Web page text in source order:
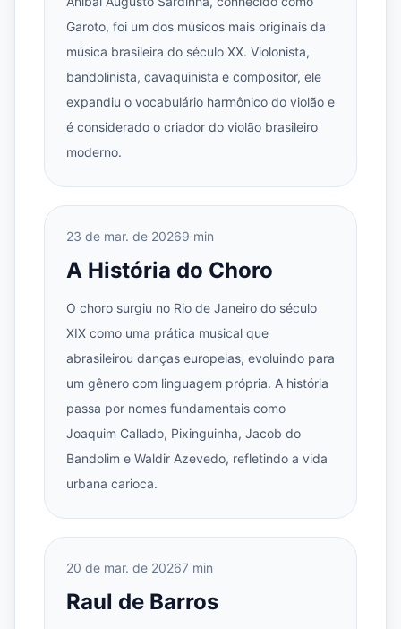
Garoto, foi um dos músicos mais originais da
música brasileira do século XX. Violonista,
bandolinista, cavaquinista e compositor, ele
expandiu o vocabulário harmônico do violão e
é considerado o criador do violão brasileiro
moderno.
23 de mar. de 20269 min
A História do Choro
O choro surgiu no Rio de Janeiro do século
XIX como uma prática musical que
abrasileirou danças europeias, evoluindo para
um gênero com linguagem própria. A história
passa por nomes fundamentais como
Joaquim Callado, Pixinguinha, Jacob do
Bandolim e Waldir Azevedo, refletindo a vida
urbana carioca.
20 de mar. de 20267 min
Raul de Barros